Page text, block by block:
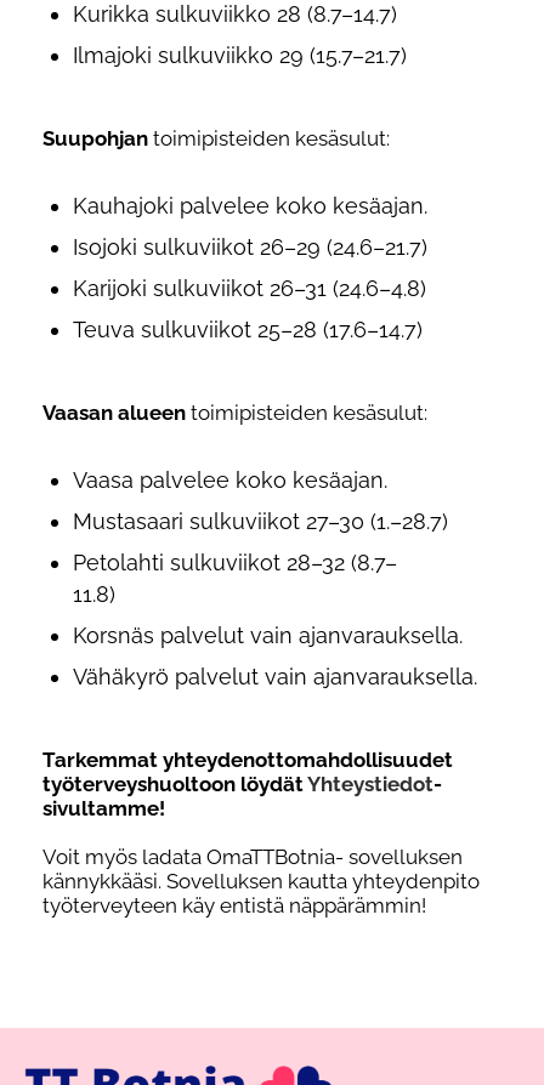
Kurikka sulkuviikko 28 (8.7–14.7)
Ilmajoki sulkuviikko 29 (15.7–21.7)
Suupohjan toimipisteiden kesäsulut:
Kauhajoki palvelee koko kesäajan.
Isojoki sulkuviikot 26–29 (24.6–21.7)
Karijoki sulkuviikot 26–31 (24.6–4.8)
Teuva sulkuviikot 25–28 (17.6–14.7)
Vaasan alueen toimipisteiden kesäsulut:
Vaasa palvelee koko kesäajan.
Mustasaari sulkuviikot 27–30 (1.–28.7)
Petolahti sulkuviikot 28–32 (8.7–
Korsnäs palvelut vain ajanvarauksella.
Vähäkyrö palvelut vain ajanvarauksella.
Tarkemmat yhteydenottomahdollisuudet
työterveyshuoltoon löydätYhteystiedot-
sivultamme!
Voit myös ladata OmaTTBotnia- sovelluksen
kännykkääsi. Sovelluksen kautta yhteydenpito
työterveyteen käy entistä näppärämmin!